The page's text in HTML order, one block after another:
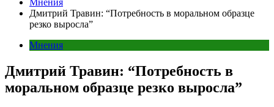
Мнения
Дмитрий Травин: “Потребность в моральном образце
резко выросла”
Мнения
Дмитрий Травин: “Потребность в
моральном образце резко выросла”